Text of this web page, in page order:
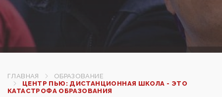
ГЛАВНАЯ
ОБРАЗОВАНИЕ
ЦЕНТР ПЬЮ: ДИСТАНЦИОННАЯ ШКОЛА - ЭТО
КАТАСТРОФА ОБРАЗОВАНИЯ